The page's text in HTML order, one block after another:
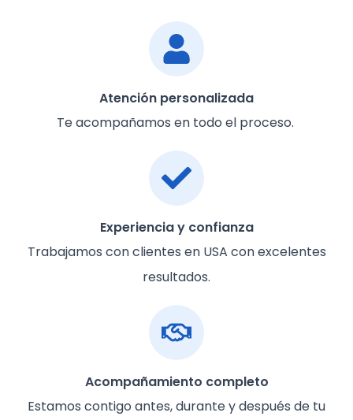
Atención personalizada
Te acompañamos en todo el proceso.
Experiencia y confianza
Trabajamos con clientes en USA con excelentes
resultados.
Acompañamiento completo
Estamos contigo antes, durante y después de tu